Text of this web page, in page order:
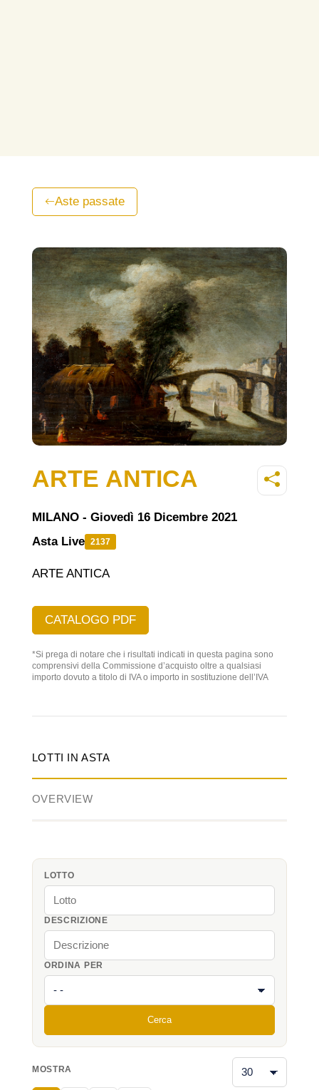
Aste passate
ARTE ANTICA
MILANO - Giovedì 16 Dicembre 2021
Asta Live 2137
ARTE ANTICA
CATALOGO PDF
*Si prega di notare che i risultati indicati in questa pagina sono
comprensivi della Commissione d’acquisto oltre a qualsiasi
importo dovuto a titolo di IVA o importo in sostituzione dell’IVA
LOTTI IN ASTA
OVERVIEW
LOTTO
DESCRIZIONE
ORDINA PER
Cerca
MOSTRA